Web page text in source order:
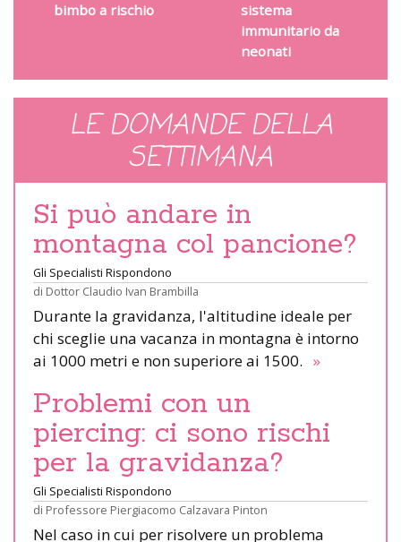
bimbo a rischio
sistema
immunitario da
neonati
LE DOMANDE DELLA
SETTIMANA
Si può andare in
montagna col pancione?
Gli Specialisti Rispondono
di Dottor Claudio Ivan Brambilla
Durante la gravidanza, l'altitudine ideale per
chi sceglie una vacanza in montagna è intorno
ai 1000 metri e non superiore ai 1500. »
Problemi con un
piercing: ci sono rischi
per la gravidanza?
Gli Specialisti Rispondono
di Professore Piergiacomo Calzavara Pinton
Nel caso in cui per risolvere un problema